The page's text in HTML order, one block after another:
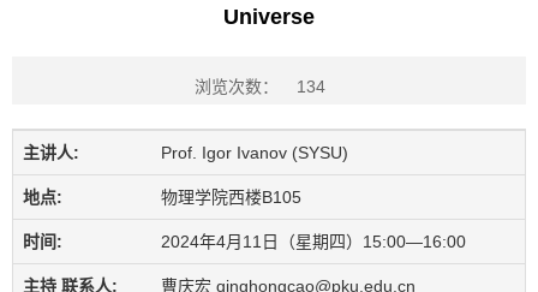
Universe
浏览次数： 134
主讲人: Prof. Igor Ivanov (SYSU)
地点: 物理学院西楼B105
时间: 2024年4月11日（星期四）15:00—16:00
主持 联系人: 曹庆宏 qinghongcao@pku.edu.cn